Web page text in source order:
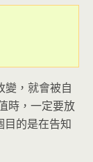
變，就會被自
時，一定要放
的是在告知